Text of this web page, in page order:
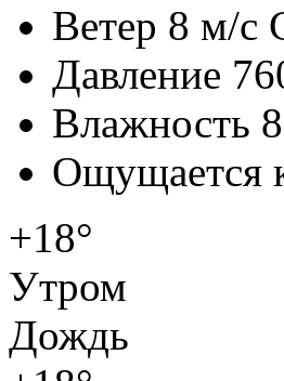
Ветер 8 м/с
Давление
Влажность
Ощущается
+18°
Утром
Дождь